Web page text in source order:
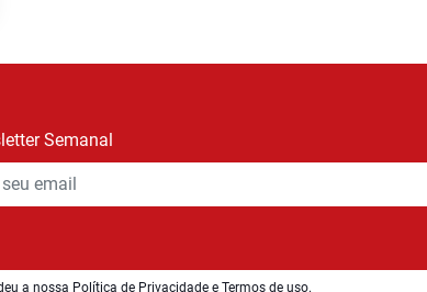
Semanal
a nossa Política de Privacidade e Termos de uso.